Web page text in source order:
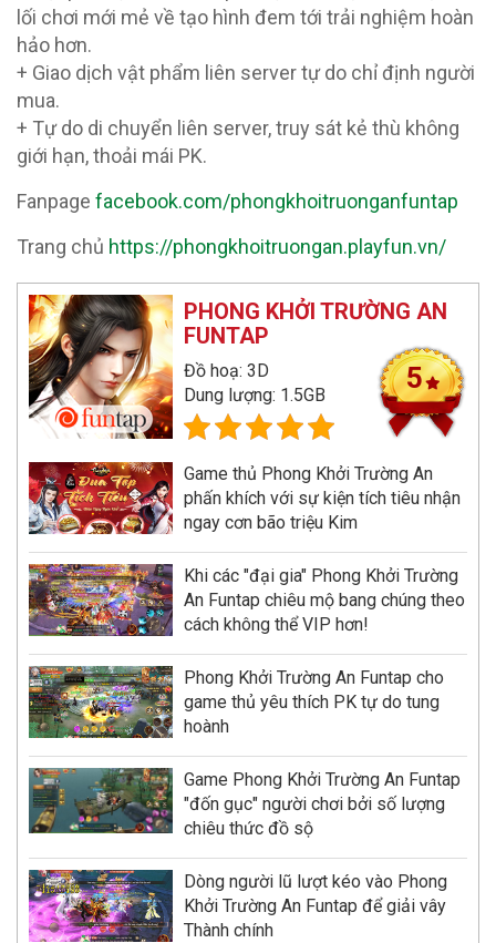
lối chơi mới mẻ về tạo hình đem tới trải nghiệm hoàn
hảo hơn.
+ Giao dịch vật phẩm liên server tự do chỉ định người
mua.
+ Tự do di chuyển liên server, truy sát kẻ thù không
giới hạn, thoải mái PK.
Fanpage facebook.com/phongkhoitruonganfuntap
Trang chủ https://phongkhoitruongan.playfun.vn/
PHONG KHỞI TRƯỜNG AN
FUNTAP
Đồ hoạ: 3D
Dung lượng: 1.5GB
5
Game thủ Phong Khởi Trường An
phấn khích với sự kiện tích tiêu nhận
ngay cơn bão triệu Kim
Khi các "đại gia" Phong Khởi Trường
An Funtap chiêu mộ bang chúng theo
cách không thể VIP hơn!
Phong Khởi Trường An Funtap cho
game thủ yêu thích PK tự do tung
hoành
Game Phong Khởi Trường An Funtap
"đốn gục" người chơi bởi số lượng
chiêu thức đồ sộ
Dòng người lũ lượt kéo vào Phong
Khởi Trường An Funtap để giải vây
Thành chính